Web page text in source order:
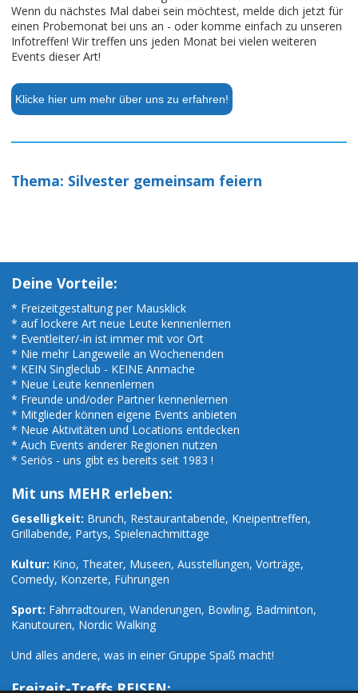
Wenn du nächstes Mal dabei sein möchtest, melde dich jetzt für
einen Probemonat bei uns an - oder komme einfach zu unseren
Infotreffen! Wir treffen uns jeden Monat bei vielen weiteren
Events dieser Art!
Klicke hier um mehr über uns zu erfahren!
Thema: Silvester gemeinsam feiern
Deine Vorteile:
* Freizeitgestaltung per Mausklick
* auf lockere Art neue Leute kennenlernen
* Eventleiter/-in ist immer mit vor Ort
* Nie mehr Langeweile an Wochenenden
* KEIN Singleclub - KEINE Anmache
* Neue Leute kennenlernen
* Freunde und/oder Partner kennenlernen
* Mitglieder können eigene Events anbieten
* Neue Aktivitäten und Locations entdecken
* Auch Events anderer Regionen nutzen
* Seriös - uns gibt es bereits seit 1983 !
Mit uns MEHR erleben:
Geselligkeit: Brunch, Restaurantabende, Kneipentreffen,
Grillabende, Partys, Spielenachmittage
Kultur: Kino, Theater, Museen, Ausstellungen, Vorträge,
Comedy, Konzerte, Führungen
Sport: Fahrradtouren, Wanderungen, Bowling, Badminton,
Kanutouren, Nordic Walking
Und alles andere, was in einer Gruppe Spaß macht!
Freizeit-Treffs REISEN: